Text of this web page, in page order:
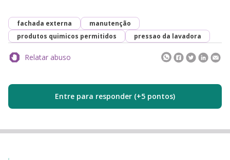
fachada externa
manutenção
produtos quimicos permitidos
pressao da lavadora
Relatar abuso
Entre para responder (+5 pontos)